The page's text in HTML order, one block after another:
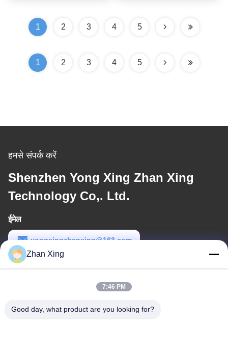
1 2 3 4 5
1 2 3 4 5
हमसे संपर्क करें
Shenzhen Yong Xing Zhan Xing
Technology Co,. Ltd.
ईमेल
yongxingzhanxing@163.com
कार्य समय
Zhan Xing
7:46 PM
Good day, what product are you looking for?